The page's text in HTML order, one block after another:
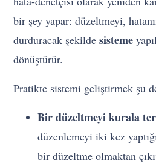
bir şey yapar: düzeltmeyi,
durduracak şekildesisteme
dönüştürür.
Pratikte sistemi geliştirmek şu
Bir düzeltmeyi kurala
düzenlemeyi iki kez
bir düzeltme olmaktan